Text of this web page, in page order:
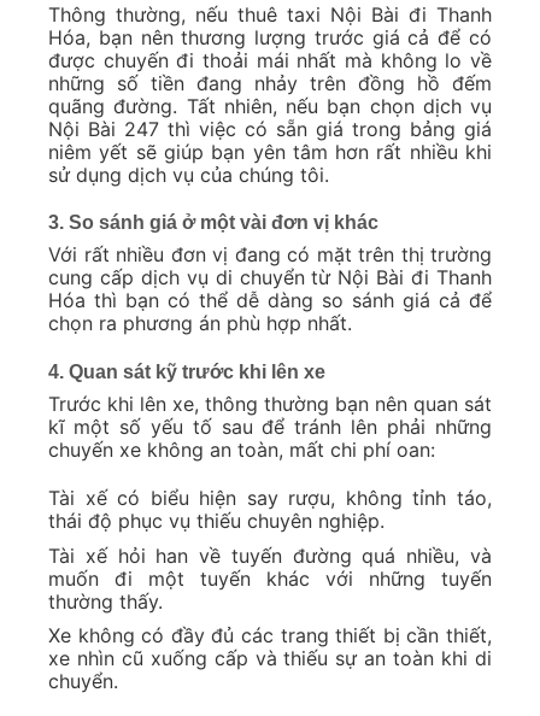
Thông thường, nếu thuê taxi Nội Bài đi Thanh
Hóa, bạn nên thương lượng trước giá cả để có
được chuyến đi thoải mái nhất mà không lo về
những số tiền đang nhảy trên đồng hồ đếm
quãng đường. Tất nhiên, nếu bạn chọn dịch vụ
Nội Bài 247 thì việc có sẵn giá trong bảng giá
niêm yết sẽ giúp bạn yên tâm hơn rất nhiều khi
sử dụng dịch vụ của chúng tôi.
3. So sánh giá ở một vài đơn vị khác
Với rất nhiều đơn vị đang có mặt trên thị trường
cung cấp dịch vụ di chuyển từ Nội Bài đi Thanh
Hóa thì bạn có thể dễ dàng so sánh giá cả để
chọn ra phương án phù hợp nhất.
4. Quan sát kỹ trước khi lên xe
Trước khi lên xe, thông thường bạn nên quan sát
kĩ một số yếu tố sau để tránh lên phải những
chuyến xe không an toàn, mất chi phí oan:
Tài xế có biểu hiện say rượu, không tỉnh táo,
thái độ phục vụ thiếu chuyên nghiệp.
Tài xế hỏi han về tuyến đường quá nhiều, và
muốn đi một tuyến khác với những tuyến
thường thấy.
Xe không có đầy đủ các trang thiết bị cần thiết,
xe nhìn cũ xuống cấp và thiếu sự an toàn khi di
chuyển.